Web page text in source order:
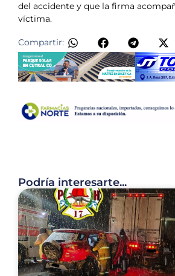
del accidente y que la firma
víctima.
Compartir:
Podría interesarte...